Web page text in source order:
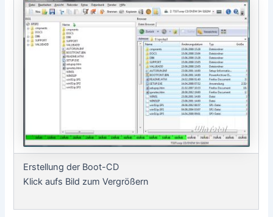
Erstellung der Boot-CD
Klick aufs Bild zum Vergrößern